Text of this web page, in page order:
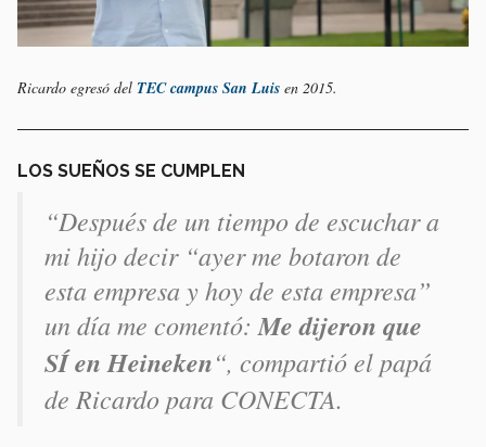
Ricardo egresó del TEC campus San Luis en 2015.
LOS SUEÑOS SE CUMPLEN
“Después de un tiempo de escuchar a
mi hijo decir “ayer me botaron de
esta empresa y hoy de esta empresa”
un día me comentó: Me dijeron que
SÍ en Heineken“, compartió el papá
de Ricardo para CONECTA.